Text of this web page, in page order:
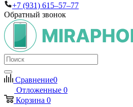
+7 (931) 615‒57‒77
Обратный звонок
Сравнение0
Отложенные 0
Корзина 0